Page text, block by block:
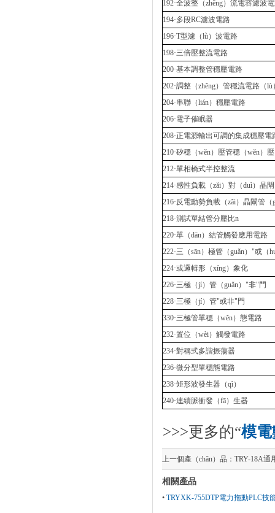
192·全波整（zhěng）流電容濾波
194·多段RC濾波電路
196·T型濾（lǜ）波電路
198·三倍壓整流電路
200·基本調整管穩壓電路
202·調整（zhěng）管穩流電路（lù
204·串聯（lián）穩壓電路
206·電子催眠器
208·正電源輸出可調的集成穩壓電
210·矽穩（wěn）壓管穩（wěn）
212·單相橋式半控整流
214·感性負載（zǎi）對（duì）晶
216·反電動勢負載（zǎi）晶閘管（
218·測試單結管分壓比n
220·單（dān）結管觸發應用電路
222·三（sān）極管（guǎn）"或（
224·或邏輯形（xíng）象化
226·三極（jí）管（guǎn）"非"門
228·三極（jí）管"或非"門
330·三極管單穩（wěn）態電路
232·置位（wèi）觸發電路
234·對稱式多諧振蕩器
236·微分型單穩態電路
238·矩形波發生器（qì）
240·連續脈衝發（fā）生器
>>>更多的“模
上一個產（chǎn）品： TRY-18A通
相關產品
• TRYXK-755DTP電力拖動PLC技